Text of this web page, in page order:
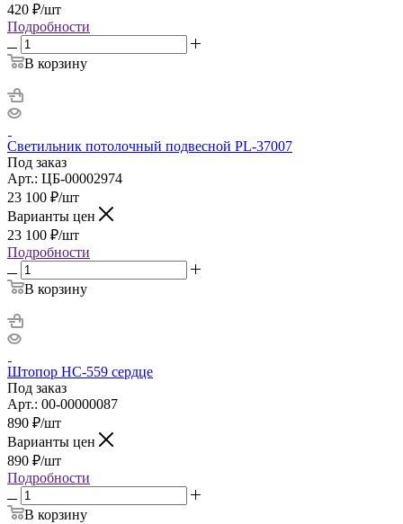
420 ₽/шт
Подробности
В корзину
Светильник потолочный подвесной PL-37007
Под заказ
Арт.: ЦБ-00002974
23 100 ₽/шт
Варианты цен
23 100 ₽/шт
Подробности
В корзину
Штопор НС-559 сердце
Под заказ
Арт.: 00-00000087
890 ₽/шт
Варианты цен
890 ₽/шт
Подробности
В корзину